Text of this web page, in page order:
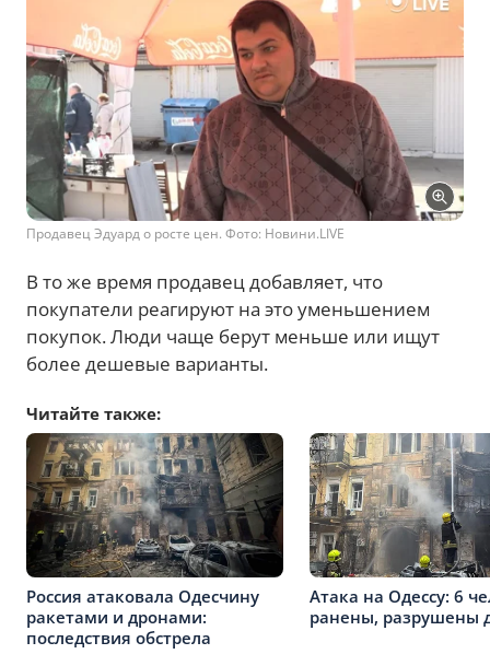
Продавец Эдуард о росте цен. Фото: Новини.LIVE
В то же время продавец добавляет, что
покупатели реагируют на это уменьшением
покупок. Люди чаще берут меньше или ищут
более дешевые варианты.
Читайте также:
Россия атаковала Одесчину
ракетами и дронами:
последствия обстрела
Атака на Одессу: 6
ранены, разрушены